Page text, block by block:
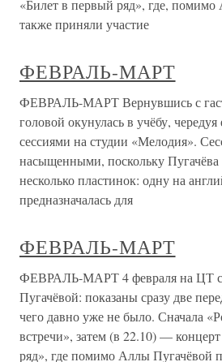
«Билет в первый ряд», где,
также приняли участие
ФЕВРАЛЬ-МАРТ
ФЕВРАЛЬ-МАРТ Вернувшись с
головой окунулась в учёбу,
сессиями на студии «Мелодия».
насыщенными, поскольку Пугачёва
несколько пластинок: одну на
предназначалась для
ФЕВРАЛЬ-МАРТ
ФЕВРАЛЬ-МАРТ 4 февраля на ЦТ
Пугачёвой: показаны сразу две
чего давно уже не было. Сначала
встречи», затем (в 22.10) —
ряд», где помимо Аллы Пугачёвой